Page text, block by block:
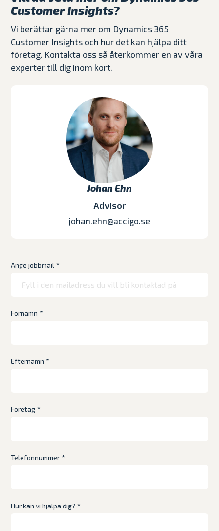
Customer Insights?
Vi berättar gärna mer om Dynamics 365
Customer Insights och hur det kan hjälpa ditt
företag. Kontakta oss så återkommer en av våra
experter till dig inom kort.
Johan Ehn
Advisor
johan.ehn@accigo.se
Ange jobbmail *
Förnamn *
Efternamn *
Företag *
Telefonnummer *
Hur kan vi hjälpa dig? *